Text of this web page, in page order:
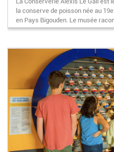
la conserve de poisson née au
en Pays Bigouden. Le musée